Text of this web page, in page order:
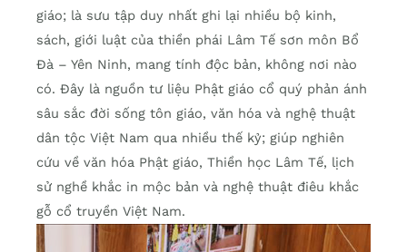
giáo; là sưu tập duy nhất ghi lại nhiều bộ kinh,
sách, giới luật của thiền phái Lâm Tế sơn môn Bổ
Đà – Yên Ninh, mang tính độc bản, không nơi nào
có. Đây là nguồn tư liệu Phật giáo cổ quý phản ánh
sâu sắc đời sống tôn giáo, văn hóa và nghệ thuật
dân tộc Việt Nam qua nhiều thế kỷ; giúp nghiên
cứu về văn hóa Phật giáo, Thiền học Lâm Tế, lịch
sử nghề khắc in mộc bản và nghệ thuật điêu khắc
gỗ cổ truyền Việt Nam.